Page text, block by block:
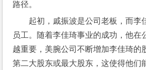
路径。
起初，戚振波是公司老板，而李
员工。随着李佳琦事业的成功，他在
越重要，美腕公司不断增加李佳琦的
第二大股东或最大股东，这使得他们